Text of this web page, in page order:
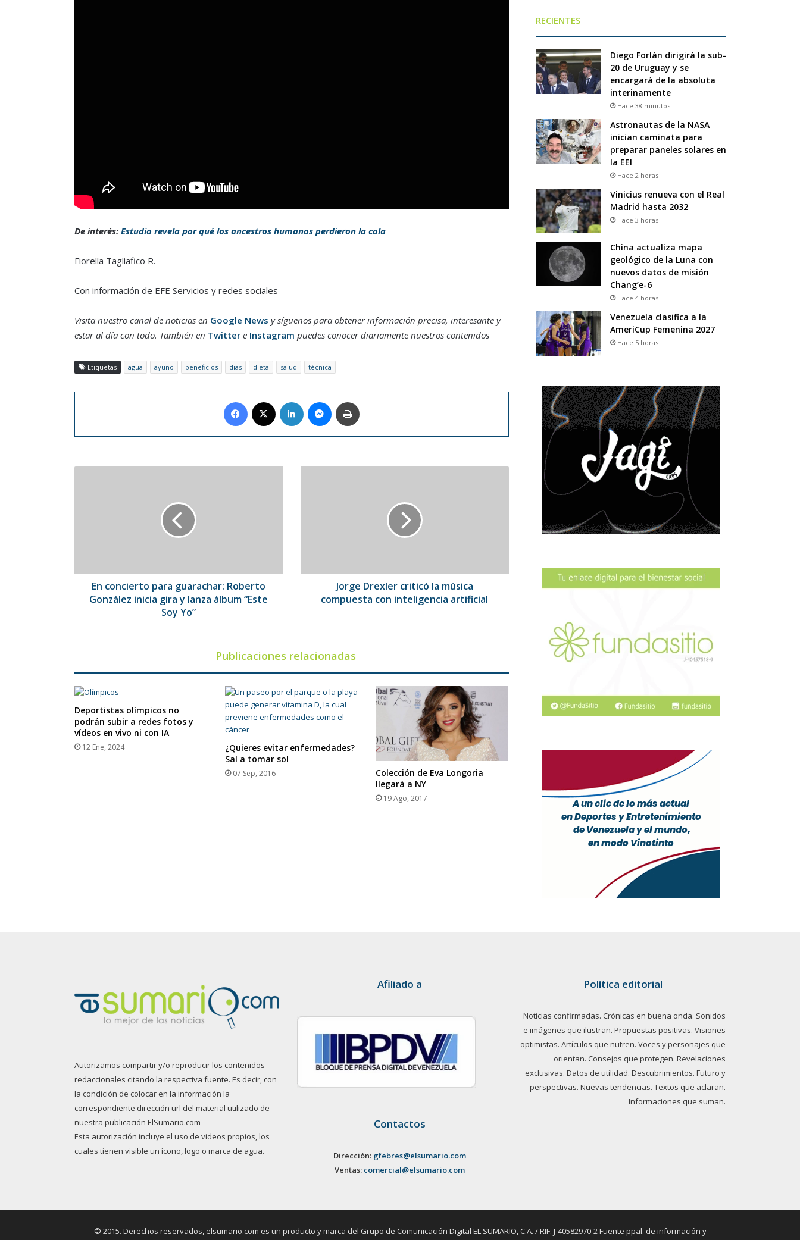
De interés: Estudio revela por qué los ancestros humanos perdieron la cola
Fiorella Tagliafico R.
Con información de EFE Servicios y redes sociales
Visita nuestro canal de noticias en Google News y síguenos para obtener información precisa, interesante y
estar al día con todo. También en Twittere Instagram puedes conocer diariamente nuestros contenidos
Etiquetas agua ayuno beneficios dias dieta salud técnica
Facebook LinkedIn Messenger
y
lanza
álbum
En concierto para guarachar: Roberto
González inicia gira y lanza álbum “Este
Soy Yo”
artificial
Jorge Drexler criticó la música
compuesta con inteligencia artificial
Publicaciones relacionadas
Deportistas olímpicos no
podrán subir a redes fotos y
vídeos en vivo ni con IA
12 Ene, 2024
¿Quieres evitar enfermedades?
Sal a tomar sol
07 Sep, 2016
Colección de Eva Longoria
llegará a NY
19 Ago, 2017
RECIENTES
Diego Forlán dirigirá la sub-
20 de Uruguay y se
encargará de la absoluta
interinamente
Hace 38 minutos
Astronautas de la NASA
inician caminata para
preparar paneles solares en
la EEI
Hace 2 horas
Vinicius renueva con el Real
Madrid hasta 2032
Hace 3 horas
China actualiza mapa
geológico de la Luna con
nuevos datos de misión
Chang’e-6
Hace 4 horas
Venezuela clasifica a la
AmeriCup Femenina 2027
Hace 5 horas
Autorizamos compartir y/o reproducir los contenidos
redaccionales citando la respectiva fuente. Es decir, con
la condición de colocar en la información la
correspondiente dirección url del material utilizado de
nuestra publicación ElSumario.com
Esta autorización incluye el uso de videos propios, los
cuales tienen visible un ícono, logo o marca de agua.
Afiliado a
Contactos
Dirección: gfebres@elsumario.com
Ventas: comercial@elsumario.com
Política editorial
Noticias confirmadas. Crónicas en buena onda. Sonidos
e imágenes que ilustran. Propuestas positivas. Visiones
optimistas. Artículos que nutren. Voces y personajes que
orientan. Consejos que protegen. Revelaciones
exclusivas. Datos de utilidad. Descubrimientos. Futuro y
perspectivas. Nuevas tendencias. Textos que aclaran.
Informaciones que suman.
© 2015. Derechos reservados, elsumario.com es un producto y marca del Grupo de Comunicación Digital EL SUMARIO, C.A. / RIF: J-40582970-2 Fuente ppal. de información y